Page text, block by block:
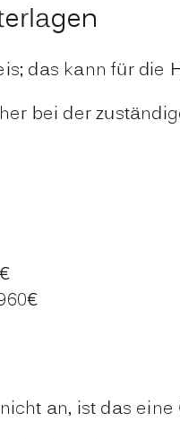
das kann für die
bei der
an, ist das